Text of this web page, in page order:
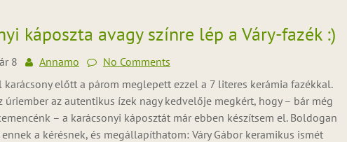
káposzta avagy színre lép a Váry-fazék :)
8 Annamo
No Comments
karácsony előtt a párom meglepett ezzel a 7 literes kerámia fazékkal.
úriember az autentikus ízek nagy kedvelője megkért, hogy – bár még
– a karácsonyi káposztát már ebben készítsem el. Boldogan
a kérésnek, és megállapíthatom: Váry Gábor keramikus ismét